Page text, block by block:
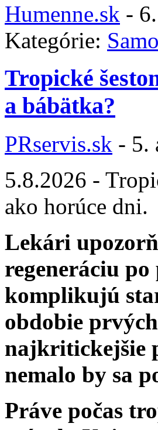
Humenne.sk -
Kategórie:
Tropické
a bábätka?
PRservis.sk - 5.
5.8.2026 -
ako horúce dni.
Lekári
regeneráciu
komplikujú
obdobie
najkritickejšie
nemalo by sa
Práve počas